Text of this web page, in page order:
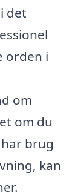
det
orden i
om
om du
brug
kan